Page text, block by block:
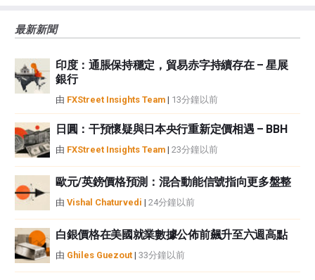
觀點，並不代表FXStreet或其廣告商的官方政策或立場。作者不對本頁連結的
如果文章正文中沒有明確提到，在撰寫本文時，作者在本文中提到的任何股票
中都沒有頭寸，也沒有與文中提到的任何公司有業務關係。除了FXStreet，作
者沒有收到撰寫這篇文章的報酬。
性不作任何陳述。FXStreet和作者將不承擔任何錯誤，遺漏或任何損失，傷害
或損害由此資訊及其顯示或使用引起的。錯誤和遺漏除外。本文作者和
FXStreet並非註冊投資顧問，本文內容無意提供任何投資建議。
最新新聞
印度：通脹保持穩定，貿易赤字持續存在 – 星展
銀行
由 FXStreet Insights Team | 13分鐘以前
日圓：干預懷疑與日本央行重新定價相遇 – BBH
由 FXStreet Insights Team | 23分鐘以前
歐元/英鎊價格預測：混合動能信號指向更多盤整
由 Vishal Chaturvedi | 24分鐘以前
白銀價格在美國就業數據公佈前飆升至六週高點
由 Ghiles Guezout | 33分鐘以前